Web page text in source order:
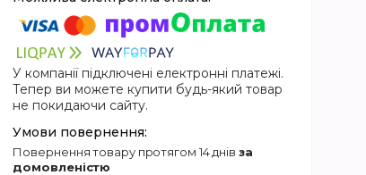
У компанії підключені електронні платежі.
Тепер ви можете купити будь-який товар
не покидаючи сайту.
повернення товару протягом 14 днів за
домовленістю